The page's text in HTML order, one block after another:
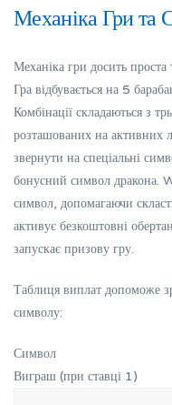
Механіка Гри та
Механіка гри досить проста
Гра відбувається на 5
Комбінації складаються з
розташованих на активних
звернути на спеціальні
бонусний символ дракона.
символ, допомагаючи
активує безкоштовні
запускає призову гру.
Таблиця виплат допоможе
символу:
Символ
Виграш (при ставці 1)